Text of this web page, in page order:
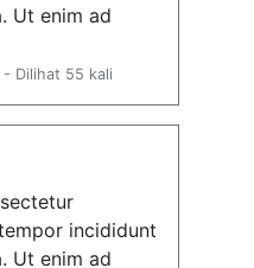
Ut enim ad
- Dilihat 55 kali
incididunt
Ut enim ad